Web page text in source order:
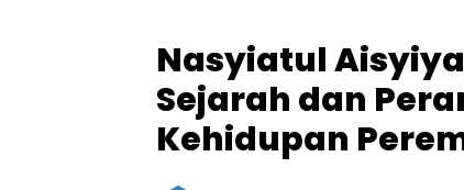
Nasyiatul
Sejarah dan
Kehidupan